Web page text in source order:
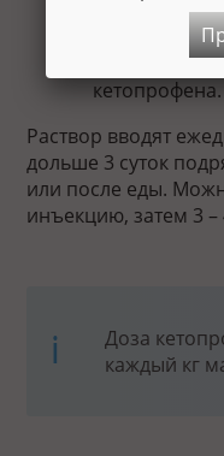
Раствор 1%
Таблетки с
кетопрофена.
Раствор вводят
дольше 3 суток
или после еды.
инъекцию, затем 3 –
Доза
каждый кг